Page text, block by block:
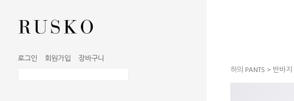
로그인 회원가입 장바구니
하의 PANTS > 반바지